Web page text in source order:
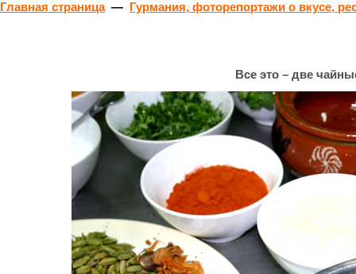
Главная страница— Гурмания, фоторепортажи о вкусе,
Все это – две